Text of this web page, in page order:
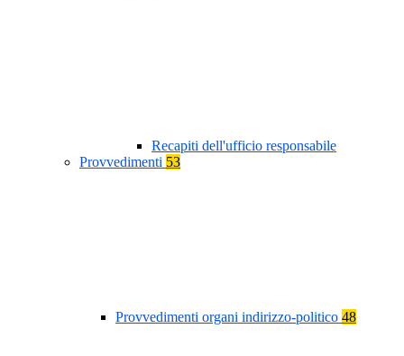
Recapiti dell'ufficio responsabile
Provvedimenti 53
Provvedimenti organi indirizzo-politico 48